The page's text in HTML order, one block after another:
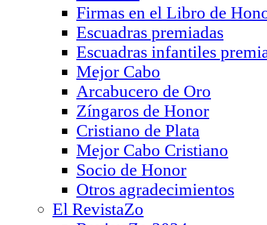
Firmas en el Libro de
Escuadras premiadas
Escuadras infantiles
Mejor Cabo
Arcabucero de Oro
Zíngaros de Honor
Cristiano de Plata
Mejor Cabo Cristiano
Socio de Honor
Otros agradecimientos
El RevistaZo